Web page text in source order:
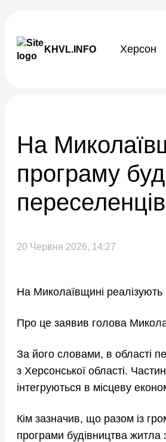
KHVL.INFO Херсон
На
програму
переселенців
20 Червня 2026, 14:27
На Миколаївщині
Про це заявив голова
За його словами, в області
з Херсонської області.
інтегруються в місцеву
Кім зазначив, що разом із
програми будівництва